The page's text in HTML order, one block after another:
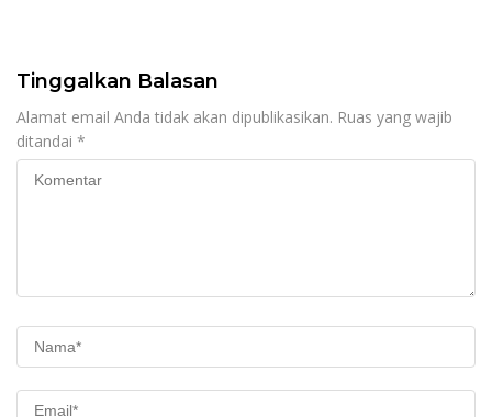
Tinggalkan Balasan
Alamat email Anda tidak akan dipublikasikan. Ruas yang wajib
ditandai *